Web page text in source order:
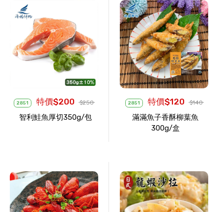
2851 特價$200 $250
智利鮭魚厚切350g/包
2851 特價$120 $140
滿滿魚子香酥柳葉魚
300g/盒